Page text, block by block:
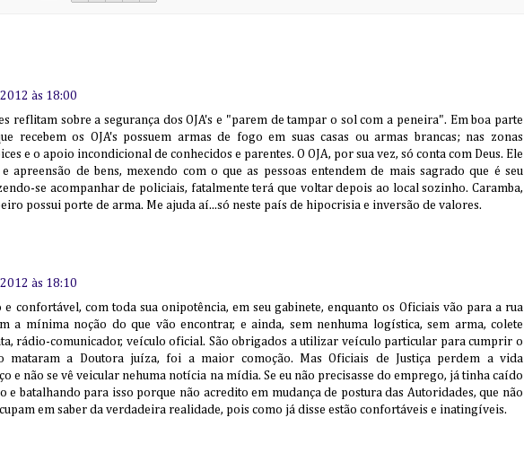
às 18:00
reflitam sobre a segurança dos OJA's e "parem de tampar o sol com a peneira". Em boa parte
recebem os OJA's possuem armas de fogo em suas casas ou armas brancas; nas zonas
e o apoio incondicional de conhecidos e parentes. O OJA, por sua vez, só conta com Deus. Ele
e apreensão de bens, mexendo com o que as pessoas entendem de mais sagrado que é seu
se acompanhar de policiais, fatalmente terá que voltar depois ao local sozinho. Caramba,
possui porte de arma. Me ajuda aí...só neste país de hipocrisia e inversão de valores.
às 18:10
e confortável, com toda sua onipotência, em seu gabinete, enquanto os Oficiais vão para a rua
a mínima noção do que vão encontrar, e ainda, sem nenhuma logística, sem arma, colete
rádio-comunicador, veículo oficial. São obrigados a utilizar veículo particular para cumprir o
mataram a Doutora juíza, foi a maior comoção. Mas Oficiais de Justiça perdem a vida
e não se vê veicular nehuma notícia na mídia. Se eu não precisasse do emprego, já tinha caído
e batalhando para isso porque não acredito em mudança de postura das Autoridades, que não
em saber da verdadeira realidade, pois como já disse estão confortáveis e inatingíveis.